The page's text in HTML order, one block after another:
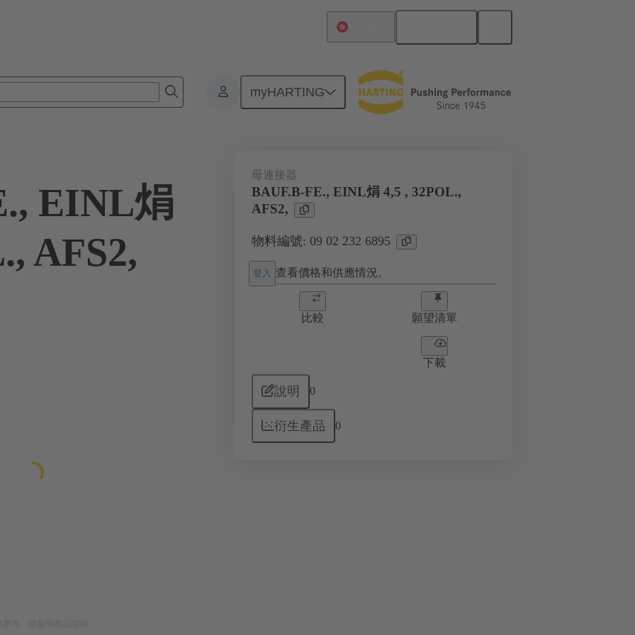
myHARTING
主機板到子插件板連接 09 02 232 6895
EINL焆
AFS2,
母連接器
BAUF.B-FE., EINL焆 4,5 , 32POL.,
AFS2,
物料編號: 09 02 232 6895
登入 查看價格和供應情況。
比較 願望清單
下載
說明 0
衍生產品 0